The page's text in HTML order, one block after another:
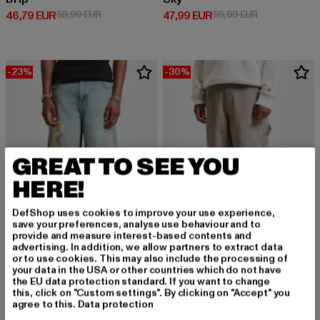
46,79 EUR
Derzeitiger Preis: 46,79 EUR
59,99 EURAktionspreis: 59,99 EUR
47,99 EUR
Derzeitiger Preis: 47,99 EUR
59,99 EURAktionspreis:
-23%
DEF
DEF Loose Fit Jeans
46,19 EUR
Derzeitiger Preis: 46,19 EUR
59,99 EURAktionspreis: 59,99 EUR
-30%
DEF
Loose
41,99 EUR
Derzeitiger Preis: 41,99 EUR
59,99 EURAktionspreis:
GREAT TO SEE YOU
HERE!
DefShop uses cookies to improve your use experience,
save your preferences, analyse use behaviour and to
provide and measure interest-based contents and
advertising. In addition, we allow partners to extract data
or to use cookies. This may also include the processing of
your data in the USA or other countries which do not have
the EU data protection standard. If you want to change
this, click on "Custom settings". By clicking on "Accept" you
agree to this. Data protection